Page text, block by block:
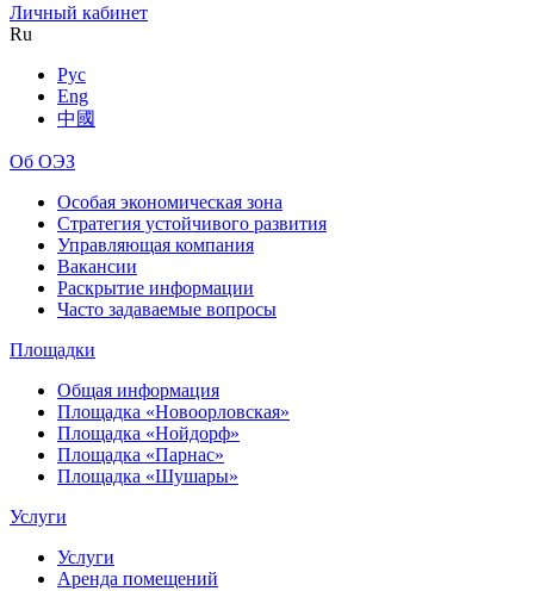
Личный кабинет
Ru
Рус
Eng
中國
Об ОЭЗ
Особая экономическая зона
Стратегия устойчивого развития
Управляющая компания
Вакансии
Раскрытие информации
Часто задаваемые вопросы
Площадки
Общая информация
Площадка «Новоорловская»
Площадка «Нойдорф»
Площадка «Парнас»
Площадка «Шушары»
Услуги
Услуги
Аренда помещений